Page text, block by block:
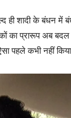
ही शादी के बंधन में
का प्रारूप अब
पहले कभी नहीं